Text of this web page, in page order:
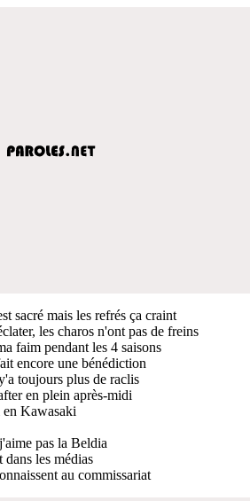
sacré mais les refrés ça craint
les charos n'ont pas de freins
faim pendant les 4 saisons
encore une bénédiction
toujours plus de raclis
en plein après-midi
en Kawasaki
pas la Beldia
dans les médias
au commissariat